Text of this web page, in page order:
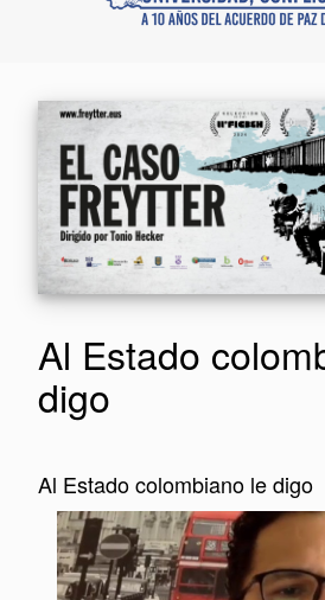
Al Estado
digo
Al Estado colombiano le digo